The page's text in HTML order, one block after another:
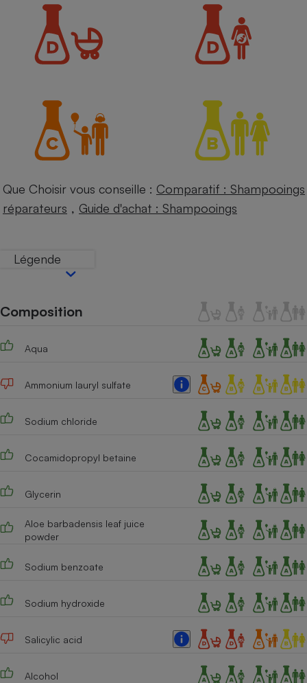
Que Choisir vous conseille : Comparatif : Shampooings
réparateurs , Guide d'achat : Shampooings
Légende
Composition
Aqua
Ammonium lauryl sulfate
Sodium chloride
Cocamidopropyl betaine
Glycerin
Aloe barbadensis leaf juice
powder
Sodium benzoate
Sodium hydroxide
Salicylic acid
Alcohol
Complément
alimentaire
Assurance emprunteur
Banque
Petit électroménager -
Plaque de cuisson à
induction
Climatiseur -
Ventilateur
Cafetière à expressos
Téléphone mobile -
Antivirus
Matelas
Climatiseur -
Ventilateur
Mutuelle
Antimoustique